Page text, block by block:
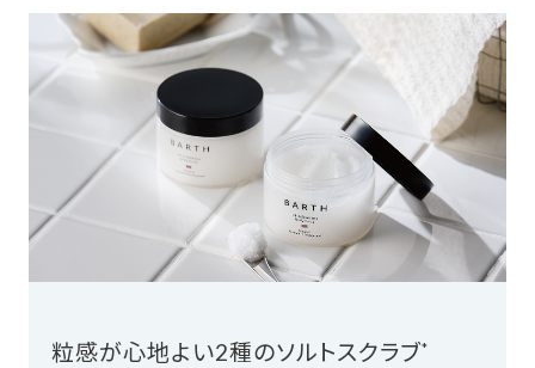
粒感が心地よい2種のソルトスクラブ*